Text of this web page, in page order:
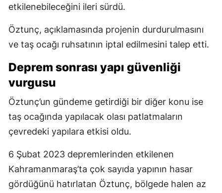
etkilenebileceğini ileri sürdü.
Öztunç, açıklamasında projenin durdurulmasını
ve taş ocağı ruhsatının iptal edilmesini talep etti.
Deprem sonrası yapı güvenliği
vurgusu
Öztunç’un gündeme getirdiği bir diğer konu ise
taş ocağında yapılacak olası patlatmaların
çevredeki yapılara etkisi oldu.
6 Şubat 2023 depremlerinden etkilenen
Kahramanmaraş’ta çok sayıda yapının hasar
gördüğünü hatırlatan Öztunç, bölgede halen az